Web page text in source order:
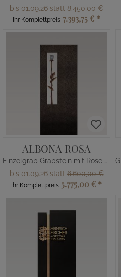
bis 01.09.26 statt 8.450,00 €
Ihr Komplettpreis 7.393,75 € *
ALBONA ROSA
Einzelgrab Grabstein mit Rose aus Bronze und Granit
bis 01.09.26 statt6.600,00 €
Ihr Komplettpreis 5.775,00 € *